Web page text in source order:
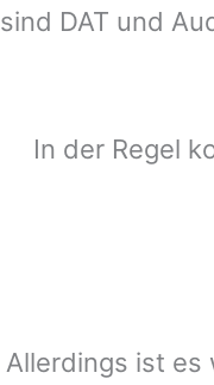
sind DAT und
In der Regel
Allerdings ist es